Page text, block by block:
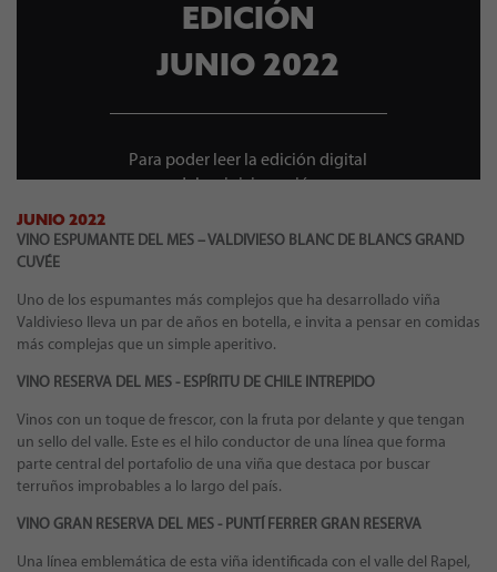
EDICIÓN
JUNIO 2022
Para poder leer la edición digital
debes iniciar sesión
JUNIO 2022
VINO ESPUMANTE DEL MES – VALDIVIESO BLANC DE BLANCS GRAND
CUVÉE
Uno de los espumantes más complejos que ha desarrollado viña
Valdivieso lleva un par de años en botella, e invita a pensar en comidas
más complejas que un simple aperitivo.
VINO RESERVA DEL MES - ESPÍRITU DE CHILE INTREPIDO
Vinos con un toque de frescor, con la fruta por delante y que tengan
un sello del valle. Este es el hilo conductor de una línea que forma
parte central del portafolio de una viña que destaca por buscar
terruños improbables a lo largo del país.
VINO GRAN RESERVA DEL MES - PUNTÍ FERRER GRAN RESERVA
Una línea emblemática de esta viña identificada con el valle del Rapel,